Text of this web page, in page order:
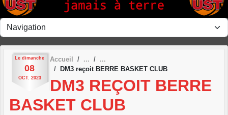
Le dimanche
08
OCT. 2023
Accueil
DM3 reçoit BERRE BASKET CLUB
DM3 REÇOIT BERRE
BASKET CLUB